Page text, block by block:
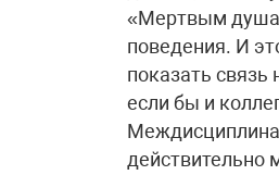
«Мертвым
поведения. И
показать
если бы и
действительно